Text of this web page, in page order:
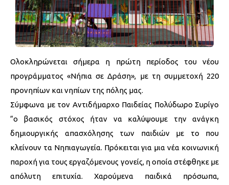
Ολοκληρώνεται σήμερα η πρώτη περίοδος του νέου
προγράμματος «Νήπια σε Δράση», με τη συμμετοχή 220
προνηπίων και νηπίων της πόλης μας.
Σύμφωνα με τον Αντιδήμαρχο Παιδείας Πολύδωρο Συρίγο
“ο βασικός στόχος ήταν να καλύψουμε την ανάγκη
δημιουργικής απασχόλησης των παιδιών με το που
κλείνουν τα Νηπιαγωγεία. Πρόκειται για μια νέα κοινωνική
παροχή για τους εργαζόμενους γονείς, η οποία στέφθηκε με
απόλυτη επιτυχία. Χαρούμενα παιδικά πρόσωπα,